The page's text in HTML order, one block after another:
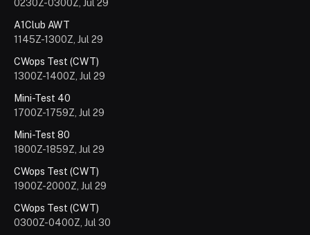
0230Z-0300Z, Jul 29
A1Club AWT
1145Z-1300Z, Jul 29
CWops Test (CWT)
1300Z-1400Z, Jul 29
Mini-Test 40
1700Z-1759Z, Jul 29
Mini-Test 80
1800Z-1859Z, Jul 29
CWops Test (CWT)
1900Z-2000Z, Jul 29
CWops Test (CWT)
0300Z-0400Z, Jul 30